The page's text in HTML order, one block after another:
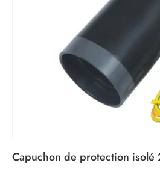
Capuchon de protection